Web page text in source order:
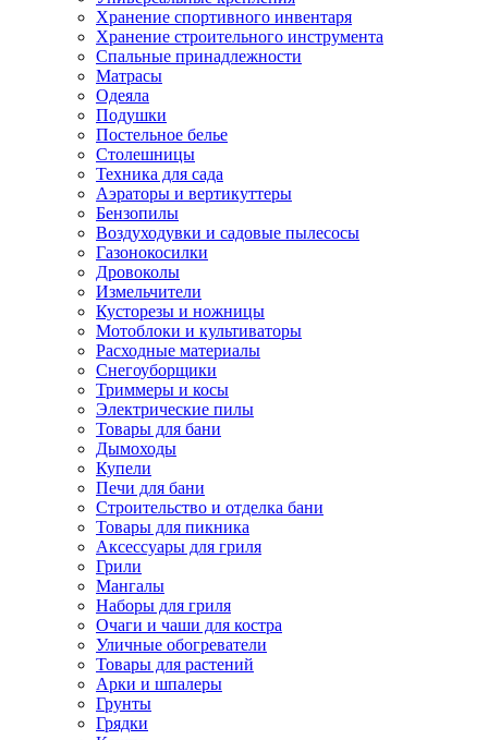
Хранение спортивного инвентаря
Хранение строительного инструмента
Спальные принадлежности
Матрасы
Одеяла
Подушки
Постельное белье
Столешницы
Техника для сада
Аэраторы и вертикуттеры
Бензопилы
Воздуходувки и садовые пылесосы
Газонокосилки
Дровоколы
Измельчители
Кусторезы и ножницы
Мотоблоки и культиваторы
Расходные материалы
Снегоуборщики
Триммеры и косы
Электрические пилы
Товары для бани
Дымоходы
Купели
Печи для бани
Строительство и отделка бани
Товары для пикника
Аксессуары для гриля
Грили
Мангалы
Наборы для гриля
Очаги и чаши для костра
Уличные обогреватели
Товары для растений
Арки и шпалеры
Грунты
Грядки